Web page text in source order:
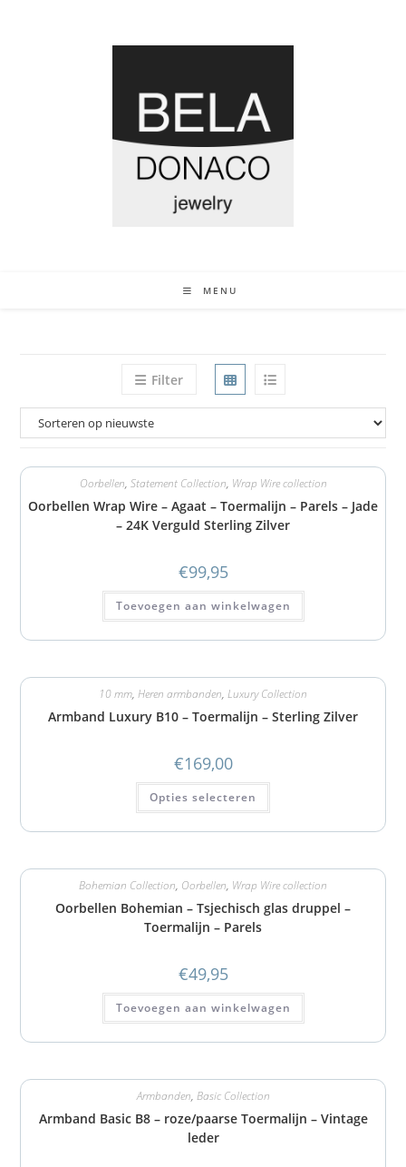
MENU
Filter
Oorbellen, Statement Collection, Wrap Wire collection
Oorbellen Wrap Wire – Agaat – Toermalijn – Parels – Jade
– 24K Verguld Sterling Zilver
€99,95
Toevoegen aan winkelwagen
10 mm, Heren armbanden, Luxury Collection
Armband Luxury B10 – Toermalijn – Sterling Zilver
€169,00
Opties selecteren
Bohemian Collection, Oorbellen, Wrap Wire collection
Oorbellen Bohemian – Tsjechisch glas druppel –
Toermalijn – Parels
€49,95
Toevoegen aan winkelwagen
Armbanden, Basic Collection
Armband Basic B8 – roze/paarse Toermalijn – Vintage
leder